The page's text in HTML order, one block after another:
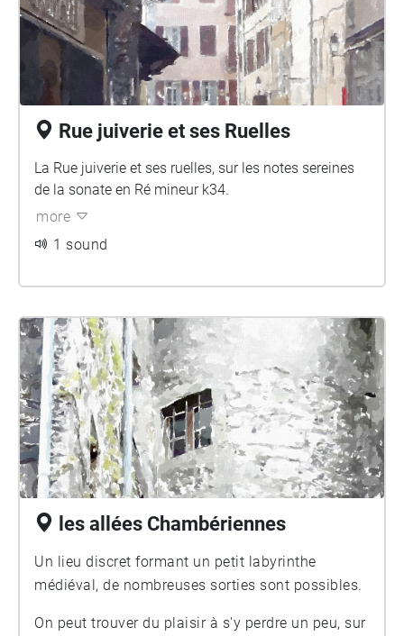
Rue juiverie et ses Ruelles
La Rue juiverie et ses ruelles, sur les notes sereines
de la sonate en Ré mineur k34.
more
1 sound
les allées Chambériennes
Un lieu discret formant un petit labyrinthe
médiéval, de nombreuses sorties sont possibles.
On peut trouver du plaisir à s'y perdre un peu, sur